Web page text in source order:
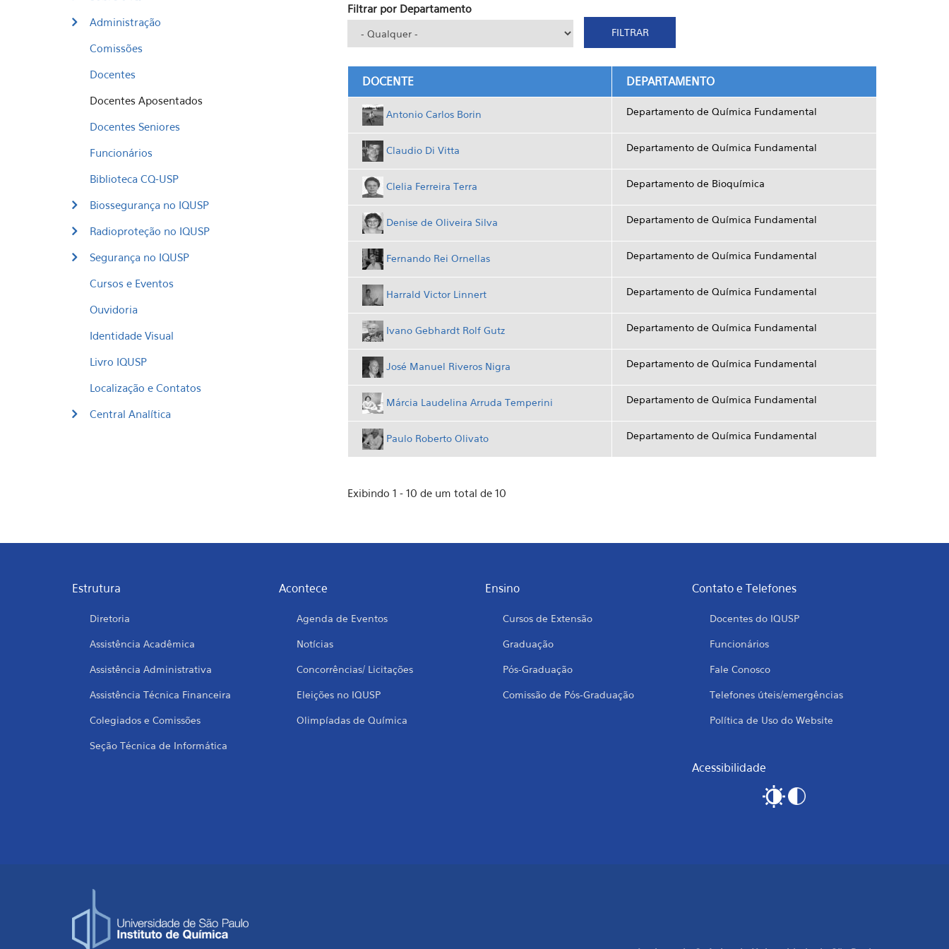
Administração
Comissões
Docentes
Docentes Aposentados
Docentes Seniores
Funcionários
Biblioteca CQ-USP
Biossegurança no IQUSP
Radioproteção no IQUSP
Segurança no IQUSP
Cursos e Eventos
Ouvidoria
Identidade Visual
Livro IQUSP
Localização e Contatos
Central Analítica
Filtrar por Departamento
DOCENTE DEPARTAMENTO
Antonio Carlos Borin Departamento de Química Fundamental
Claudio Di Vitta Departamento de Química Fundamental
Clelia Ferreira Terra Departamento de Bioquímica
Denise de Oliveira Silva Departamento de Química Fundamental
Fernando Rei Ornellas Departamento de Química Fundamental
Harrald Victor Linnert Departamento de Química Fundamental
Ivano Gebhardt Rolf Gutz Departamento de Química Fundamental
José Manuel Riveros Nigra Departamento de Química Fundamental
Márcia Laudelina Arruda Temperini Departamento de Química Fundamental
Paulo Roberto Olivato Departamento de Química Fundamental
Exibindo 1 - 10 de um total de 10
Estrutura
Diretoria
Assistência Acadêmica
Assistência Administrativa
Assistência Técnica Financeira
Colegiados e Comissões
Seção Técnica de Informática
Acontece
Agenda de Eventos
Notícias
Concorrências/ Licitações
Eleições no IQUSP
Olimpíadas de Química
Ensino
Cursos de Extensão
Graduação
Pós-Graduação
Comissão de Pós-Graduação
Contato e Telefones
Docentes do IQUSP
Funcionários
Fale Conosco
Telefones úteis/emergências
Política de Uso do Website
Acessibilidade